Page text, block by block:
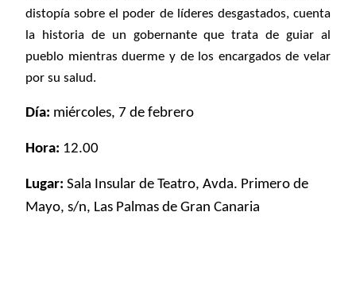
distopía sobre el poder de líderes desgastados, cuenta
la historia de un gobernante que trata de guiar al
pueblo mientras duerme y de los encargados de velar
por su salud.
Día: miércoles, 7 de febrero
Hora: 12.00
Lugar: Sala Insular de Teatro, Avda. Primero de
Mayo, s/n, Las Palmas de Gran Canaria